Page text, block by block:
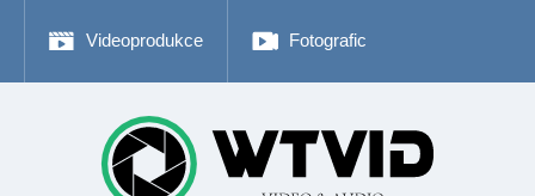
Videoprodukce Fotografické tipy